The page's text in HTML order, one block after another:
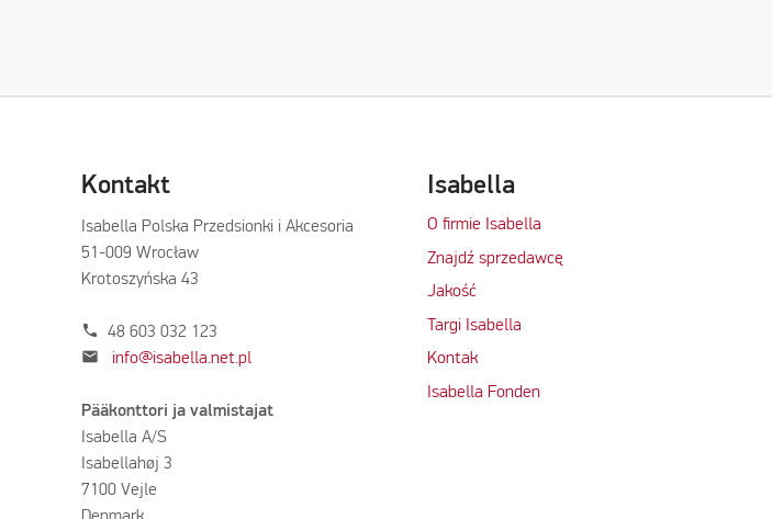
Kontakt
Isabella Polska Przedsionki i Akcesoria
51-009 Wrocław
Krotoszyńska 43
phone 48 603 032 123
mail info@isabella.net.pl
Pääkonttori ja valmistajat
Isabella A/S
Isabellahøj 3
7100 Vejle
Isabella
O firmie Isabella
Znajdź sprzedawcę
Jakość
Targi Isabella
Kontak
Isabella Fonden